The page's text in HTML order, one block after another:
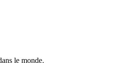
le monde.